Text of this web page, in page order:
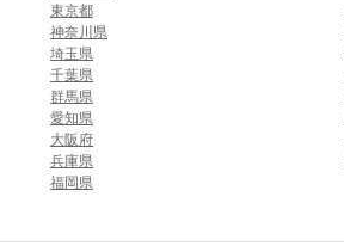
東京都
神奈川県
埼玉県
千葉県
群馬県
愛知県
大阪府
兵庫県
福岡県